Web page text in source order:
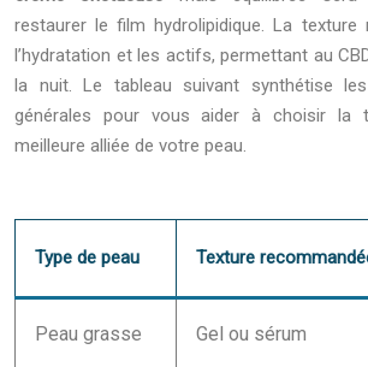
restaurer le film hydrolipidique. La
l’hydratation et les actifs, permettant au
la nuit. Le tableau suivant synthétise
générales pour vous aider à choisir la
meilleure alliée de votre peau.
Type de peau Texture
Peau grasse Gel ou sérum